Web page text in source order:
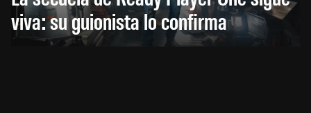
viva: su guionista lo confirma